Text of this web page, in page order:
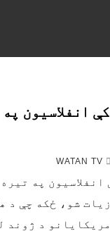
انفلاسیون
WATAN TV
انفلاسیون په
شو، ځکه چې د
د ژوند